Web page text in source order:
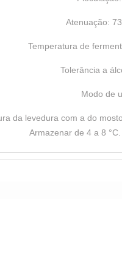
Atenuação:
Temperatura de
Tolerância a
Modo de
da levedura com a do
Armazenar de 4 a 8